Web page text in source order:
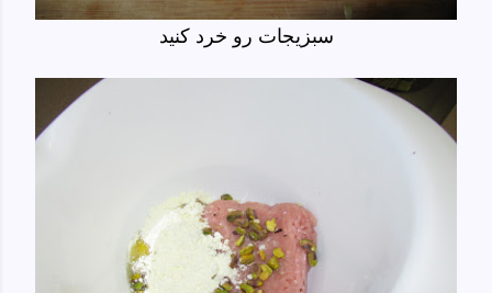
سبزیجات رو خرد کنید